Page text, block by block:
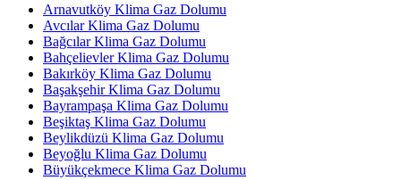
Arnavutköy Klima Gaz Dolumu
Avcılar Klima Gaz Dolumu
Bağcılar Klima Gaz Dolumu
Bahçelievler Klima Gaz Dolumu
Bakırköy Klima Gaz Dolumu
Başakşehir Klima Gaz Dolumu
Bayrampaşa Klima Gaz Dolumu
Beşiktaş Klima Gaz Dolumu
Beylikdüzü Klima Gaz Dolumu
Beyoğlu Klima Gaz Dolumu
Büyükçekmece Klima Gaz Dolumu